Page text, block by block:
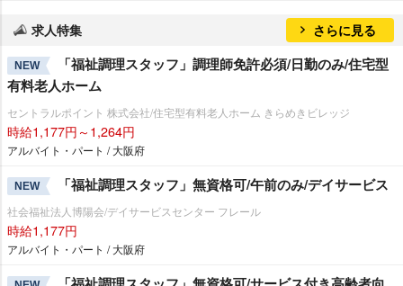
求人特集 さらに見る
NEW
「福祉調理スタッフ」調理師免許必須/日勤のみ/住宅型
有料老人ホーム
セントラルポイント 株式会社/住宅型有料老人ホーム きらめきビレッジ
時給1,177円～1,264円
アルバイト・パート / 大阪府
NEW 「福祉調理スタッフ」無資格可/午前のみ/デイサービス
社会福祉法人博陽会/デイサービスセンター フレール
時給1,177円
アルバイト・パート / 大阪府